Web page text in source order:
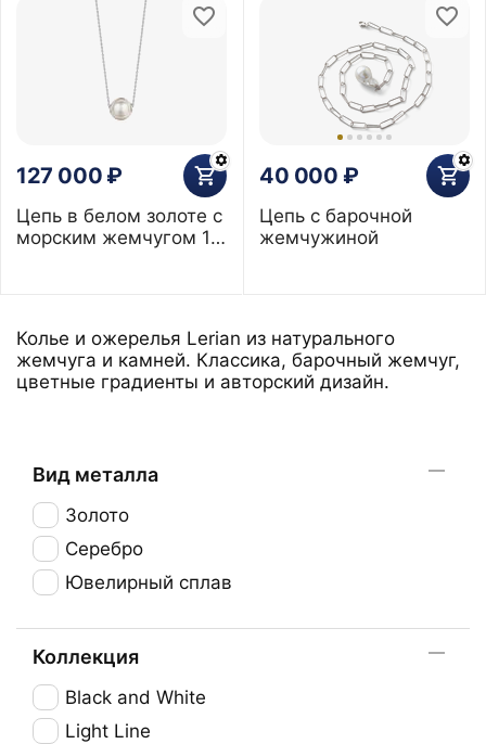
Колье и ожерелья Lerian из натурального
жемчуга и камней. Классика, барочный жемчуг,
цветные градиенты и авторский дизайн.
127 000 ₽
Цепь в белом золоте с
морским жемчугом 11
40 000 ₽
Цепь с барочной
жемчужиной
Вид металла
Золото
Серебро
Ювелирный сплав
Коллекция
Black and White
Light Line